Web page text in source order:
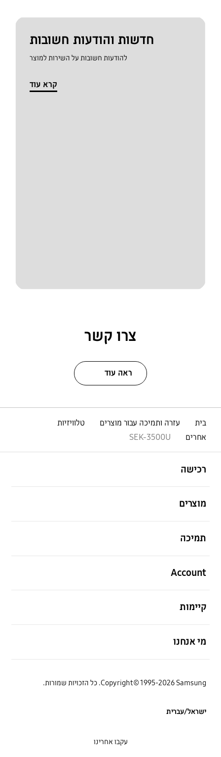
חדשות והודעות חשובות
להודעות חשובות על השירות למוצר
קרא עוד
צרו קשר
ראה עוד
בית עזרה ותמיכה עבור מוצרים
טלוויזיות
אחרים
SEK-3500U
רכישה
מוצרים
תמיכה
Account
קיימות
מי אנחנו
Copyright© 1995-2026 Samsung. כל הזכויות שמורות.
ישראל/עברית
עקבו אחרינו